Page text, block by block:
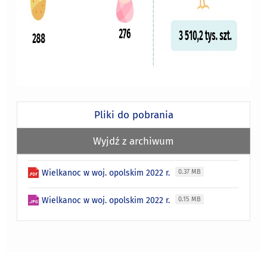
Pliki do pobrania
Wyjdź z archiwum
Wielkanoc w woj. opolskim 2022 r. 0.37 MB
Wielkanoc w woj. opolskim 2022 r. 0.15 MB